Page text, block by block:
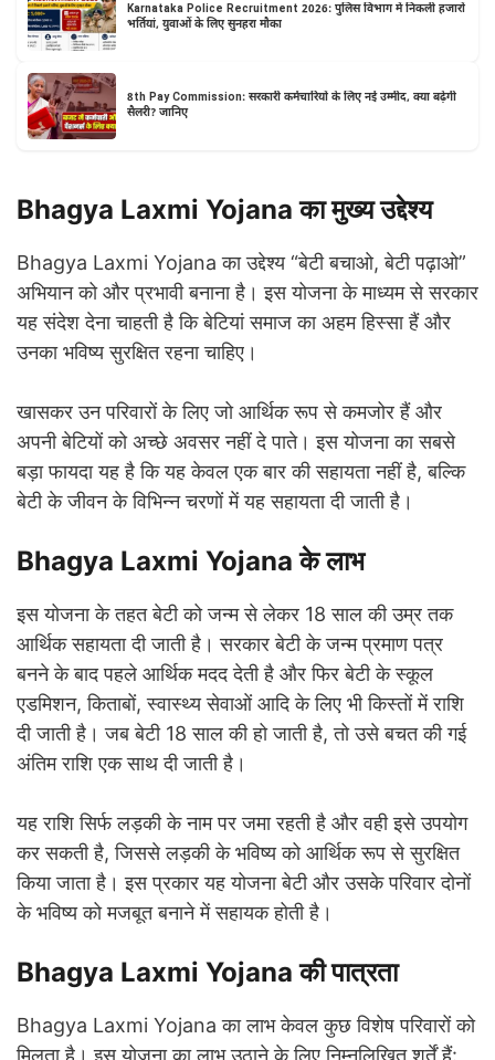
Karnataka Police Recruitment 2026: पुलिस विभाग में निकली हजारों
भर्तियां, युवाओं के लिए सुनहरा मौका
8th Pay Commission: सरकारी कर्मचारियों के लिए नई उम्मीद, क्या बढ़ेगी
सैलरी? जानिए
Bhagya Laxmi Yojana का मुख्य उद्देश्य
Bhagya Laxmi Yojana का उद्देश्य “बेटी बचाओ, बेटी पढ़ाओ”
अभियान को और प्रभावी बनाना है। इस योजना के माध्यम से सरकार
यह संदेश देना चाहती है कि बेटियां समाज का अहम हिस्सा हैं और
उनका भविष्य सुरक्षित रहना चाहिए।
खासकर उन परिवारों के लिए जो आर्थिक रूप से कमजोर हैं और
अपनी बेटियों को अच्छे अवसर नहीं दे पाते। इस योजना का सबसे
बड़ा फायदा यह है कि यह केवल एक बार की सहायता नहीं है, बल्कि
बेटी के जीवन के विभिन्न चरणों में यह सहायता दी जाती है।
Bhagya Laxmi Yojana के लाभ
इस योजना के तहत बेटी को जन्म से लेकर 18 साल की उम्र तक
आर्थिक सहायता दी जाती है। सरकार बेटी के जन्म प्रमाण पत्र
बनने के बाद पहले आर्थिक मदद देती है और फिर बेटी के स्कूल
एडमिशन, किताबों, स्वास्थ्य सेवाओं आदि के लिए भी किस्तों में राशि
दी जाती है। जब बेटी 18 साल की हो जाती है, तो उसे बचत की गई
अंतिम राशि एक साथ दी जाती है।
यह राशि सिर्फ लड़की के नाम पर जमा रहती है और वही इसे उपयोग
कर सकती है, जिससे लड़की के भविष्य को आर्थिक रूप से सुरक्षित
किया जाता है। इस प्रकार यह योजना बेटी और उसके परिवार दोनों
के भविष्य को मजबूत बनाने में सहायक होती है।
Bhagya Laxmi Yojana की पात्रता
Bhagya Laxmi Yojana का लाभ केवल कुछ विशेष परिवारों को
मिलता है। इस योजना का लाभ उठाने के लिए निम्नलिखित शर्तें हैं: